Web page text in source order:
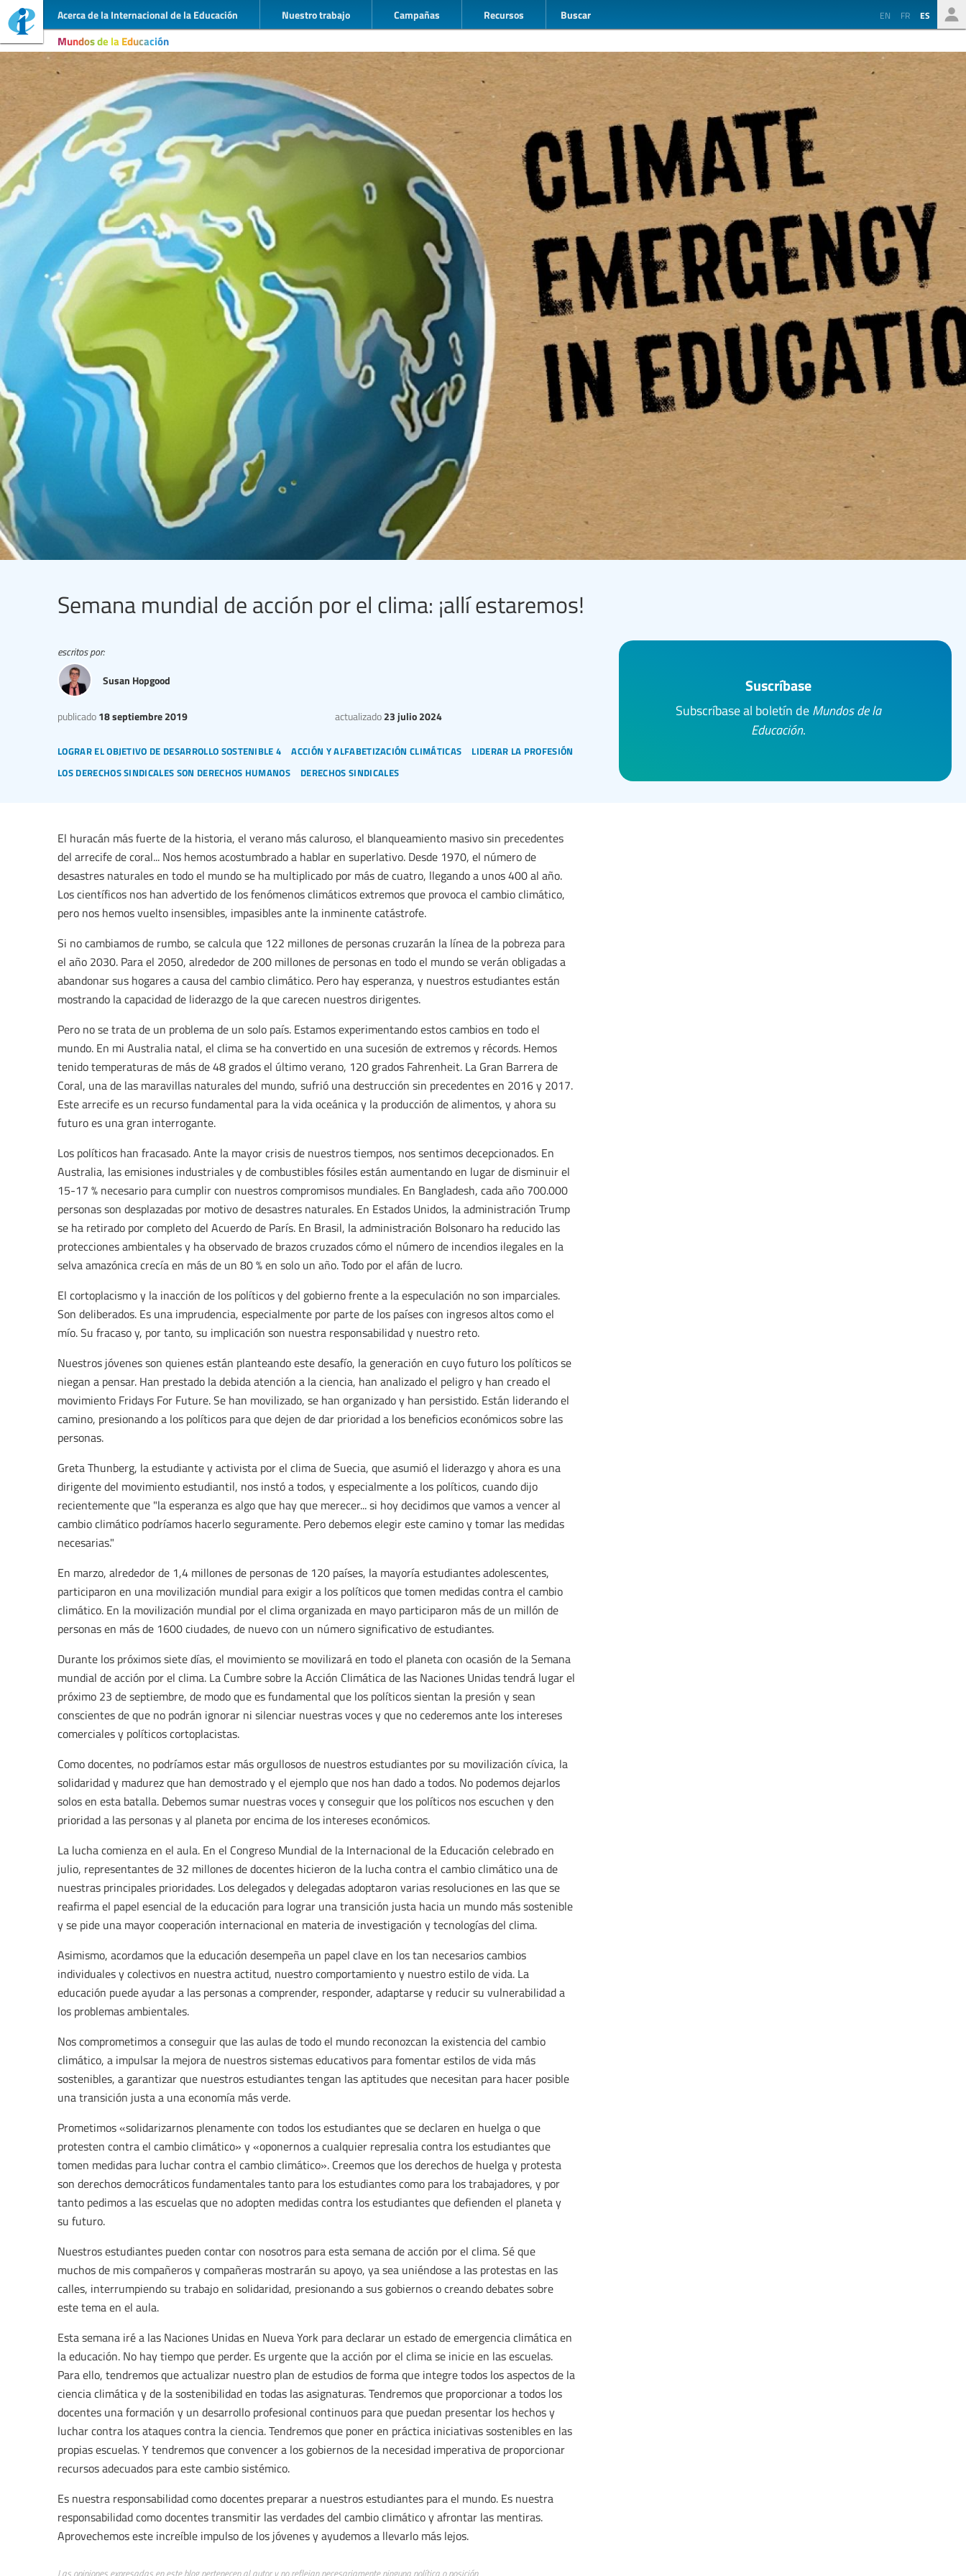
Acerca de la Internacional de la Educación Nuestro trabajo Campañas Recursos Buscar EN FR ES
Mundos de la Educación
Semana mundial de acción por el clima: ¡allí estaremos!
lograr el objetivo de desarrollo sostenible 4 acción y alfabetización climáticas liderar la profesión
los derechos sindicales son derechos humanos derechos sindicales
publicado 18 septiembre 2019 actualizado23 julio 2024
escritos por:
Susan Hopgood Suscríbase
Subscríbase al boletín de Mundos de la
Educación.
El huracán más fuerte de la historia, el verano más caluroso, el blanqueamiento masivo sin precedentes
del arrecife de coral... Nos hemos acostumbrado a hablar en superlativo. Desde 1970, el número de
desastres naturales en todo el mundo se ha multiplicado por más de cuatro, llegando a unos 400 al año.
Los científicos nos han advertido de los fenómenos climáticos extremos que provoca el cambio climático,
pero nos hemos vuelto insensibles, impasibles ante la inminente catástrofe.
Si no cambiamos de rumbo, se calcula que 122 millones de personas cruzarán la línea de la pobreza para
el año 2030. Para el 2050, alrededor de 200 millones de personas en todo el mundo se verán obligadas a
abandonar sus hogares a causa del cambio climático. Pero hay esperanza, y nuestros estudiantes están
mostrando la capacidad de liderazgo de la que carecen nuestros dirigentes.
Pero no se trata de un problema de un solo país. Estamos experimentando estos cambios en todo el
mundo. En mi Australia natal, el clima se ha convertido en una sucesión de extremos y récords. Hemos
tenido temperaturas de más de 48 grados el último verano, 120 grados Fahrenheit. La Gran Barrera de
Coral, una de las maravillas naturales del mundo, sufrió una destrucción sin precedentes en 2016 y 2017.
Este arrecife es un recurso fundamental para la vida oceánica y la producción de alimentos, y ahora su
futuro es una gran interrogante.
Los políticos han fracasado. Ante la mayor crisis de nuestros tiempos, nos sentimos decepcionados. En
Australia, las emisiones industriales y de combustibles fósiles están aumentando en lugar de disminuir el
15-17 % necesario para cumplir con nuestros compromisos mundiales. En Bangladesh, cada año 700.000
personas son desplazadas por motivo de desastres naturales. En Estados Unidos, la administración Trump
se ha retirado por completo del Acuerdo de París. En Brasil, la administración Bolsonaro ha reducido las
protecciones ambientales y ha observado de brazos cruzados cómo el número de incendios ilegales en la
selva amazónica crecía en más de un 80 % en solo un año. Todo por el afán de lucro.
El cortoplacismo y la inacción de los políticos y del gobierno frente a la especulación no son imparciales.
Son deliberados. Es una imprudencia, especialmente por parte de los países con ingresos altos como el
mío. Su fracaso y, por tanto, su implicación son nuestra responsabilidad y nuestro reto.
Nuestros jóvenes son quienes están planteando este desafío, la generación en cuyo futuro los políticos se
niegan a pensar. Han prestado la debida atención a la ciencia, han analizado el peligro y han creado el
movimiento Fridays For Future. Se han movilizado, se han organizado y han persistido. Están liderando el
camino, presionando a los políticos para que dejen de dar prioridad a los beneficios económicos sobre las
personas.
Greta Thunberg, la estudiante y activista por el clima de Suecia, que asumió el liderazgo y ahora es una
dirigente del movimiento estudiantil, nos instó a todos, y especialmente a los políticos, cuando dijo
recientemente que "la esperanza es algo que hay que merecer... si hoy decidimos que vamos a vencer al
cambio climático podríamos hacerlo seguramente. Pero debemos elegir este camino y tomar las medidas
necesarias."
En marzo, alrededor de 1,4 millones de personas de 120 países, la mayoría estudiantes adolescentes,
participaron en una movilización mundial para exigir a los políticos que tomen medidas contra el cambio
climático. En la movilización mundial por el clima organizada en mayo participaron más de un millón de
personas en más de 1600 ciudades, de nuevo con un número significativo de estudiantes.
Durante los próximos siete días, el movimiento se movilizará en todo el planeta con ocasión de la Semana
mundial de acción por el clima. La Cumbre sobre la Acción Climática de las Naciones Unidas tendrá lugar el
próximo 23 de septiembre, de modo que es fundamental que los políticos sientan la presión y sean
conscientes de que no podrán ignorar ni silenciar nuestras voces y que no cederemos ante los intereses
comerciales y políticos cortoplacistas.
Como docentes, no podríamos estar más orgullosos de nuestros estudiantes por su movilización cívica, la
solidaridad y madurez que han demostrado y el ejemplo que nos han dado a todos. No podemos dejarlos
solos en esta batalla. Debemos sumar nuestras voces y conseguir que los políticos nos escuchen y den
prioridad a las personas y al planeta por encima de los intereses económicos.
La lucha comienza en el aula. En el Congreso Mundial de la Internacional de la Educación celebrado en
julio, representantes de 32 millones de docentes hicieron de la lucha contra el cambio climático una de
nuestras principales prioridades. Los delegados y delegadas adoptaron varias resoluciones en las que se
reafirma el papel esencial de la educación para lograr una transición justa hacia un mundo más sostenible
y se pide una mayor cooperación internacional en materia de investigación y tecnologías del clima.
Asimismo, acordamos que la educación desempeña un papel clave en los tan necesarios cambios
individuales y colectivos en nuestra actitud, nuestro comportamiento y nuestro estilo de vida. La
educación puede ayudar a las personas a comprender, responder, adaptarse y reducir su vulnerabilidad a
los problemas ambientales.
Nos comprometimos a conseguir que las aulas de todo el mundo reconozcan la existencia del cambio
climático, a impulsar la mejora de nuestros sistemas educativos para fomentar estilos de vida más
sostenibles, a garantizar que nuestros estudiantes tengan las aptitudes que necesitan para hacer posible
una transición justa a una economía más verde.
Prometimos «solidarizarnos plenamente con todos los estudiantes que se declaren en huelga o que
protesten contra el cambio climático» y «oponernos a cualquier represalia contra los estudiantes que
tomen medidas para luchar contra el cambio climático». Creemos que los derechos de huelga y protesta
son derechos democráticos fundamentales tanto para los estudiantes como para los trabajadores, y por
tanto pedimos a las escuelas que no adopten medidas contra los estudiantes que defienden el planeta y
su futuro.
Nuestros estudiantes pueden contar con nosotros para esta semana de acción por el clima. Sé que
muchos de mis compañeros y compañeras mostrarán su apoyo, ya sea uniéndose a las protestas en las
calles, interrumpiendo su trabajo en solidaridad, presionando a sus gobiernos o creando debates sobre
este tema en el aula.
Esta semana iré a las Naciones Unidas en Nueva York para declarar un estado de emergencia climática en
la educación. No hay tiempo que perder. Es urgente que la acción por el clima se inicie en las escuelas.
Para ello, tendremos que actualizar nuestro plan de estudios de forma que integre todos los aspectos de la
ciencia climática y de la sostenibilidad en todas las asignaturas. Tendremos que proporcionar a todos los
docentes una formación y un desarrollo profesional continuos para que puedan presentar los hechos y
luchar contra los ataques contra la ciencia. Tendremos que poner en práctica iniciativas sostenibles en las
propias escuelas. Y tendremos que convencer a los gobiernos de la necesidad imperativa de proporcionar
recursos adecuados para este cambio sistémico.
Es nuestra responsabilidad como docentes preparar a nuestros estudiantes para el mundo. Es nuestra
responsabilidad como docentes transmitir las verdades del cambio climático y afrontar las mentiras.
Aprovechemos este increíble impulso de los jóvenes y ayudemos a llevarlo más lejos.
Las opiniones expresadas en este blog pertenecen al autor y no reflejan necesariamente ninguna política o posición